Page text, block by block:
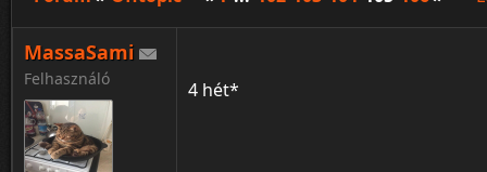
MassaSami
Felhasználó 4 hét*